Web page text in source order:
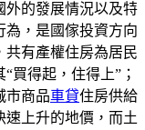
外的發展情況以及特
為，是國傢投資方向
共有產權住房為居民
買得起，住得上”；
市商品車貸住房供給
速上升的地價，而土